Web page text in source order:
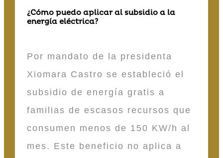
¿Cómo puedo aplicar al subsidio a la
energía eléctrica?
Por mandato de la presidenta
Xiomara Castro se estableció el
subsidio de energía gratis a
familias de escasos recursos que
consumen menos de 150 KW/h al
mes. Este beneficio no aplica a